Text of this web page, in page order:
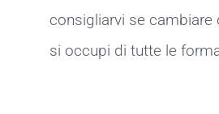
consigliarvi se cambiare
si occupi di tutte le